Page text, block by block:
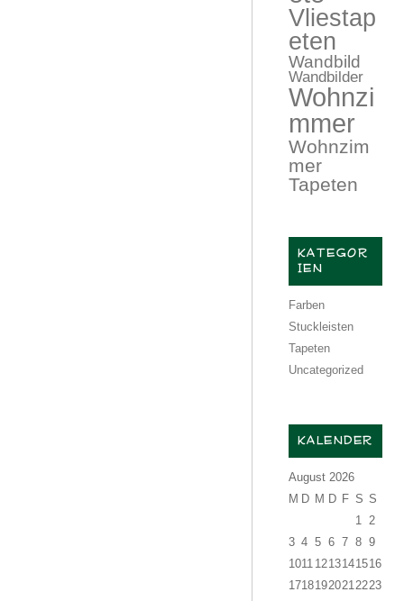
Vliestap
eten
Wandbild
Wandbilder
Wohnzi
mmer
Wohnzim
mer
Tapeten
KATEGOR
IEN
Farben
Stuckleisten
Tapeten
Uncategorized
KALENDER
August 2026
M D M D F S S
1 2
3 4 5 6 7 8 9
1011 1213141516
17181920212223